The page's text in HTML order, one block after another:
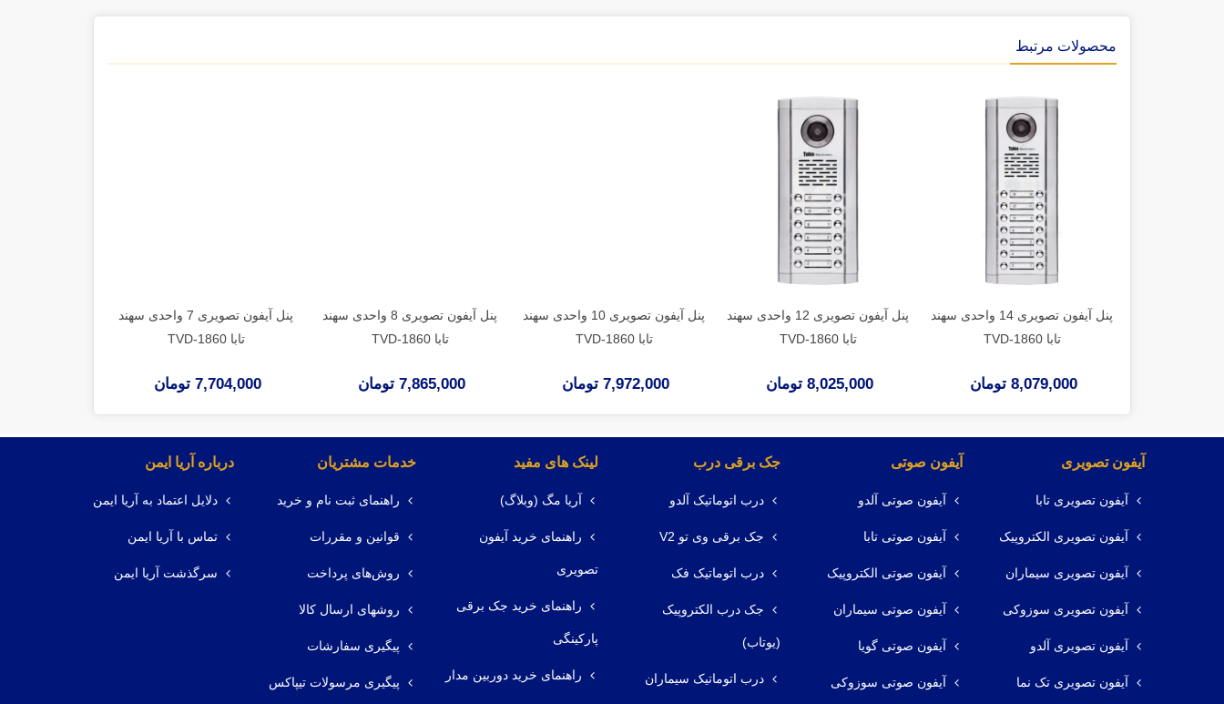
محصولات مرتبط
پنل آیفون تصویری 14 واحدی سهند
تابا TVD-1860
8,079,000 تومان
پنل آیفون تصویری 12 واحدی سهند
تابا TVD-1860
8,025,000 تومان
پنل آیفون تصویری 10 واحدی سهند
تابا TVD-1860
7,972,000 تومان
پنل آیفون تصویری 8 واحدی سهند
تابا TVD-1860
7,865,000 تومان
پنل آیفون تصویری 7 واحدی سهند
تابا TVD-1860
7,704,000 تومان
آیفون تصویری
آیفون تصویری تابا
آیفون تصویری الکتروپیک
آیفون تصویری سیماران
آیفون تصویری سوزوکی
آیفون تصویری آلدو
آیفون تصویری تک نما
آیفون صوتی
آیفون صوتی آلدو
آیفون صوتی تابا
آیفون صوتی الکتروپیک
آیفون صوتی سیماران
آیفون صوتی گویا
آیفون صوتی سوزوکی
جک برقی درب
درب اتوماتیک آلدو
جک برقی وی تو V2
درب اتوماتیک فک
جک درب الکتروپیک
(یوتاب)
درب اتوماتیک سیماران
لینک های مفید
آریا مگ (وبلاگ)
راهنمای خرید آیفون
تصویری
راهنمای خرید جک برقی
پارکینگی
راهنمای خرید دوربین مدار
خدمات مشتریان
راهنمای ثبت نام و خرید
قوانین و مقررات
روش‌های پرداخت
روشهای ارسال کالا
پیگیری سفارشات
پیگیری مرسولات تیپاکس
درباره آریا ایمن
دلایل اعتماد به آریا ایمن
تماس با آریا ایمن
سرگذشت آریا ایمن